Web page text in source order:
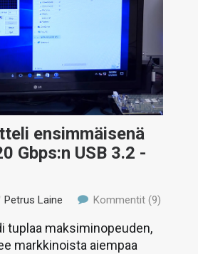
ensimmäisenä
Gbps:n USB 3.2 -
Petrus Laine Kommentit (9)
tuplaa maksiminopeuden,
markkinoista aiempaa